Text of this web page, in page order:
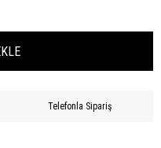
Telefonla Sipariş